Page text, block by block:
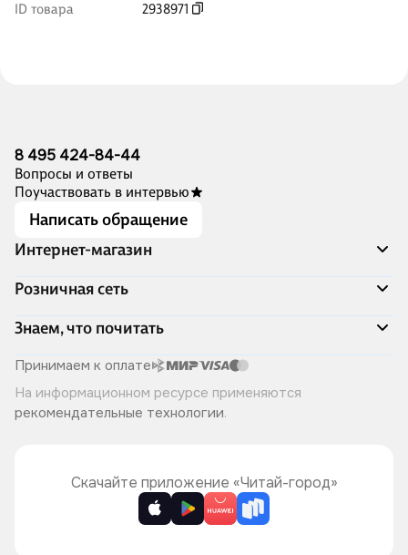
ID товара
2938971
8 495 424-84-44
Вопросы и ответы
Поучаствовать в интервью
Написать обращение
Интернет-магазин
Акции
Доставка и оплата
Программа лояльности
Подарочные сертификаты
Правила продажи
Политика конфиденциальности
Розничная сеть
Адреса магазинов
Книжный Дозор
О компании
Читай-город для бизнеса
Хотите у нас работать?
Знаем, что почитать
Скоро в продаже
Лучшие из лучших
Читай-журнал
Принимаем к оплате
На информационном ресурсе применяются
рекомендательные технологии.
Скачайте приложение «Читай-город»